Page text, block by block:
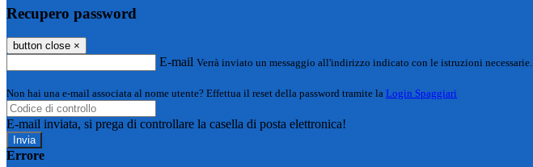
Recupero password
button close ×
E-mail Verrà inviato un messaggio all'indirizzo indicato con le istruzioni necessarie.
Non hai una e-mail associata al nome utente? Effettua il reset della password tramite la Login Spaggiari
E-mail inviata, si prega di controllare la casella di posta elettronica!
Errore